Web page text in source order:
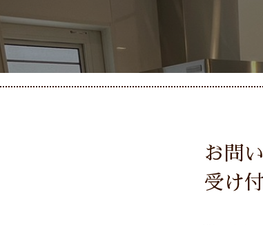
お問
受け